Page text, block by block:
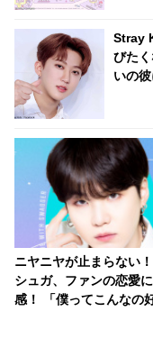
Stray
びた
いの
ニヤニヤが止まらない
シュガ、ファンの恋愛
感！ 「僕ってこんなの